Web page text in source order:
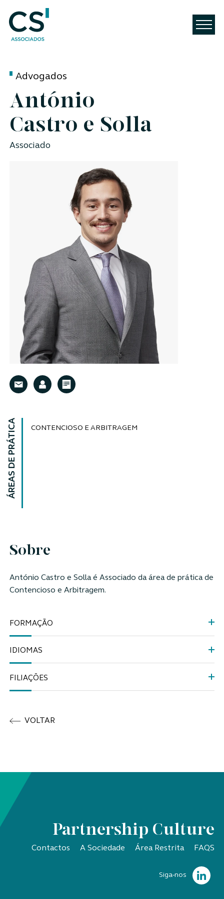
Advogados
António
Castro e Solla
Associado
ÁREAS DE PRÁTICA CONTENCIOSO E ARBITRAGEM
Sobre
António Castro e Solla é Associado da área de prática de
Contencioso e Arbitragem.
FORMAÇÃO
IDIOMAS
FILIAÇÕES
VOLTAR
Partnership Culture
Contactos A Sociedade Área Restrita FAQS
Siga-nos